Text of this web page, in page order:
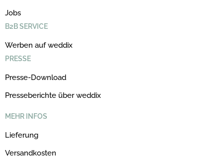
Jobs
B2B SERVICE
Werben auf weddix
PRESSE
Presse-Download
Presseberichte über weddix
MEHR INFOS
Lieferung
Versandkosten